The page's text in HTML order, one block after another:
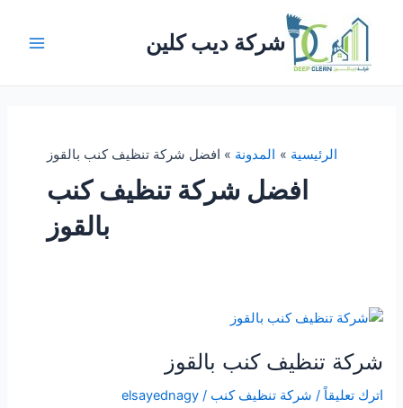
شركة ديب كلين
الرئيسية المدونة افضل شركة تنظيف كنب بالقوز
افضل شركة تنظيف كنب
بالقوز
شركة تنظيف كنب بالقوز
اترك تعليقاً / شركة تنظيف كنب /
elsayednagy